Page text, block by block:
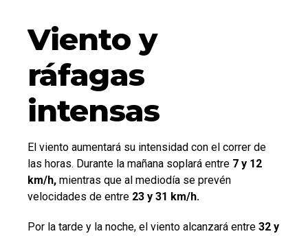
Viento y
ráfagas
intensas
El viento aumentará su intensidad con el correr de
las horas. Durante la mañana soplará entre 7 y 12
km/h, mientras que al mediodía se prevén
velocidades de entre 23 y 31 km/h.
Por la tarde y la noche, el viento alcanzará entre 32 y